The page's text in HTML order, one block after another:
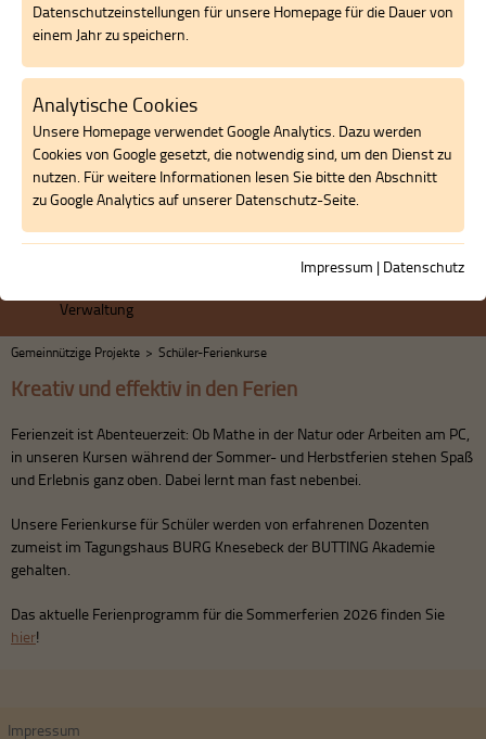
Gartenwerkstatt
Holzwerkstatt
Tischlerei
Gesund Kochen
Nähwerkstatt
Verwaltung
Gemeinnützige Projekte > Schüler-Ferienkurse
Kreativ und effektiv in den Ferien
Ferienzeit ist Abenteuerzeit: Ob Mathe in der Natur oder Arbeiten am PC,
in unseren Kursen während der Sommer- und Herbstferien stehen Spaß
und Erlebnis ganz oben. Dabei lernt man fast nebenbei.
Unsere Ferienkurse für Schüler werden von erfahrenen Dozenten
zumeist im Tagungshaus BURG Knesebeck der BUTTING Akademie
gehalten.
Das aktuelle Ferienprogramm für die Sommerferien 2026 finden Sie
hier!
Impressum
Datenschutzeinstellungen für unsere Homepage für die Dauer von
einem Jahr zu speichern.
Analytische Cookies
Unsere Homepage verwendet Google Analytics. Dazu werden
Cookies von Google gesetzt, die notwendig sind, um den Dienst zu
nutzen. Für weitere Informationen lesen Sie bitte den Abschnitt
zu Google Analytics auf unserer Datenschutz-Seite.
Impressum | Datenschutz